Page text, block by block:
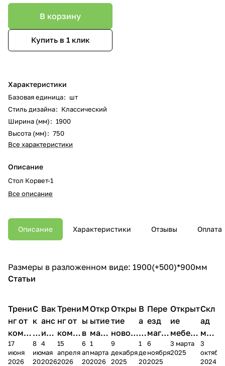
В корзину
Купить в 1 клик
Характеристики
Базовая единица: шт
Стиль дизайна: Классический
Ширина (мм): 1900
Высота (мм): 750
Все характеристики
Описание
Стол Корвет-1
Все описание
Описание Характеристики Отзывы Оплата
Размеры в разложенном виде: 1900(+500)*900мм
Статьи
Трени
нг от
комп
ании
Мело
17
июня
2026
С
к
и
д
к
8
июня
2026
Вак
анс
ия в
Чеб
окс
4
мая
2026
Трени
нг от
комп
ании
Мело
15
апреля
2026
М
ы
в
М
А
6
апреля
2026
Откр
ытие
мага
зина
в
1
марта
2026
Откры
тие
новог
о
магаз
9
декабря
2025
В
а
к
а
н
1
декабря
2025
Пере
езд
магаз
ина в
г.
6
ноября
2025
Открыт
ие
мебель
ного
салона
3 марта
2025
Скл
ад
меб
ели
пер
3
2024